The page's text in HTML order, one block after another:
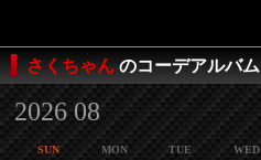
さくちゃん のコーデアルバム
2026 08
SUN MON TUE WED